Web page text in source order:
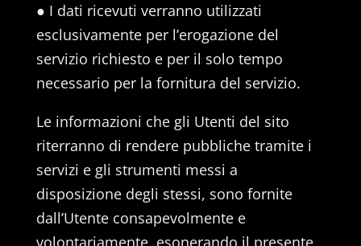
● I dati ricevuti verranno utilizzati
esclusivamente per l’erogazione del
servizio richiesto e per il solo tempo
necessario per la fornitura del servizio.
Le informazioni che gli Utenti del sito
riterranno di rendere pubbliche tramite i
servizi e gli strumenti messi a
disposizione degli stessi, sono fornite
dall’Utente consapevolmente e
volontariamente, esonerando il presente